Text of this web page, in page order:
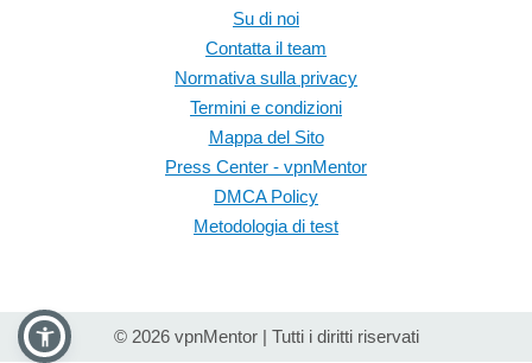
Su di noi
Contatta il team
Normativa sulla privacy
Termini e condizioni
Mappa del Sito
Press Center - vpnMentor
DMCA Policy
Metodologia di test
© 2026 vpnMentor | Tutti i diritti riservati